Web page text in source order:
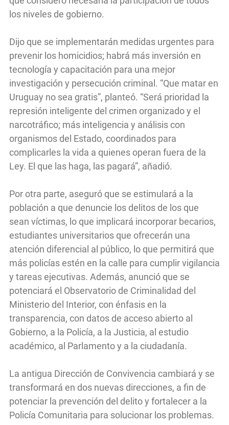
los niveles de gobierno.
Dijo que se implementarán medidas urgentes para
prevenir los homicidios; habrá más inversión en
tecnología y capacitación para una mejor
investigación y persecución criminal. “Que matar en
Uruguay no sea gratis”, planteó. “Será prioridad la
represión inteligente del crimen organizado y el
narcotráfico; más inteligencia y análisis con
organismos del Estado, coordinados para
complicarles la vida a quienes operan fuera de la
Ley. El que las haga, las pagará”, añadió.
Por otra parte, aseguró que se estimulará a la
población a que denuncie los delitos de los que
sean víctimas, lo que implicará incorporar becarios,
estudiantes universitarios que ofrecerán una
atención diferencial al público, lo que permitirá que
más policías estén en la calle para cumplir vigilancia
y tareas ejecutivas. Además, anunció que se
potenciará el Observatorio de Criminalidad del
Ministerio del Interior, con énfasis en la
transparencia, con datos de acceso abierto al
Gobierno, a la Policía, a la Justicia, al estudio
académico, al Parlamento y a la ciudadanía.
La antigua Dirección de Convivencia cambiará y se
transformará en dos nuevas direcciones, a fin de
potenciar la prevención del delito y fortalecer a la
Policía Comunitaria para solucionar los problemas.